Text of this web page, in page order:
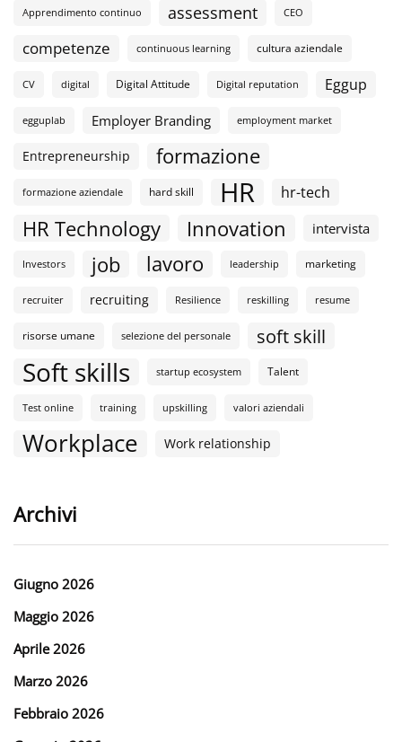
Apprendimento continuo assessment CEO
competenze continuous learning cultura aziendale
CV digital Digital Attitude Digital reputation Eggup
egguplab Employer Branding employment market
Entrepreneurship formazione
formazione aziendale hard skill HR hr-tech
HR Technology Innovation intervista
Investors job lavoro leadership marketing
recruiter recruiting Resilience reskilling resume
risorse umane selezione del personale soft skill
Soft skills startup ecosystem Talent
Test online training upskilling valori aziendali
Workplace Work relationship
Archivi
Giugno 2026
Maggio 2026
Aprile 2026
Marzo 2026
Febbraio 2026